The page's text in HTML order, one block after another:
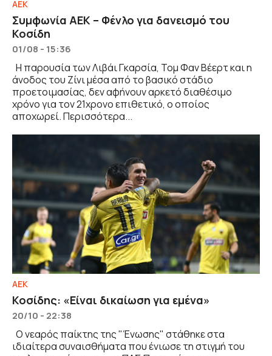
ΑΕΚ
Συμφωνία ΑΕΚ – Φένλο για δανεισμό του
Κοσίδη
01/08 - 15:36
Η παρουσία των Λιβάι Γκαρσία, Τομ Φαν Βέερτ και η
άνοδος του Ζίνι μέσα από το βασικό στάδιο
προετοιμασίας, δεν αφήνουν αρκετό διαθέσιμο
χρόνο για τον 21χρονο επιθετικό, ο οποίος
αποχωρεί. Περισσότερα...
ΑΕΚ
Κοσίδης: «Είναι δικαίωση για εμένα»
20/10 - 22:38
Ο νεαρός παίκτης της "Ένωσης" στάθηκε στα
ιδιαίτερα συναισθήματα που ένιωσε τη στιγμή του